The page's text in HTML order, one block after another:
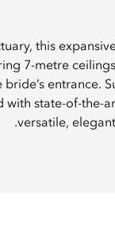
this
7-metre
bride’s entrance.
with state-of-the-
versatile,